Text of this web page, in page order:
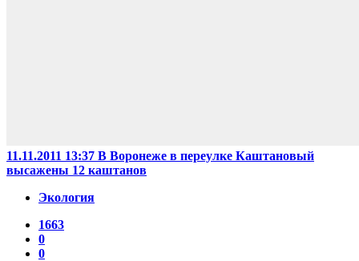
11.11.2011 13:37 В Воронеже в переулке Каштановый
высажены 12 каштанов
Экология
1663
0
0